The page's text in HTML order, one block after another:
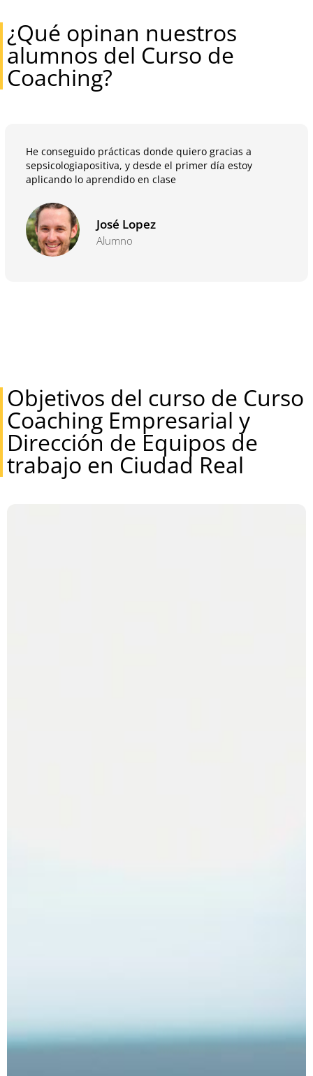
¿Qué opinan nuestros
alumnos del Curso de
Coaching?
He conseguido prácticas donde quiero gracias a
sepsicologiapositiva, y desde el primer día estoy
aplicando lo aprendido en clase
José Lopez
Alumno
Objetivos del curso de Curso
Coaching Empresarial y
Dirección de Equipos de
trabajo en Ciudad Real